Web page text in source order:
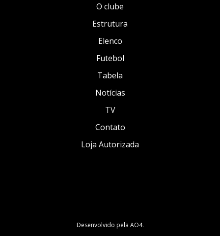
O clube
Estrutura
Elenco
Futebol
Tabela
Notícias
TV
Contato
Loja Autorizada
Desenvolvido pela AO4.